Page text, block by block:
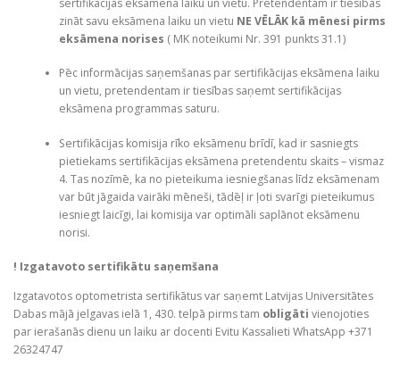
zināt savu eksāmena laiku un vietu NE VĒLĀK kā mēnesi pirms
eksāmena norises ( MK noteikumi Nr. 391 punkts 31.1)
Pēc informācijas saņemšanas par sertifikācijas eksāmena laiku
un vietu, pretendentam ir tiesības saņemt sertifikācijas
eksāmena programmas saturu.
Sertifikācijas komisija rīko eksāmenu brīdī, kad ir sasniegts
pietiekams sertifikācijas eksāmena pretendentu skaits – vismaz
4. Tas nozīmē, ka no pieteikuma iesniegšanas līdz eksāmenam
var būt jāgaida vairāki mēneši, tādēļ ir ļoti svarīgi pieteikumus
iesniegt laicīgi, lai komisija var optimāli saplānot eksāmenu
norisi.
! Izgatavoto sertifikātu saņemšana
Izgatavotos optometrista sertifikātus var saņemt Latvijas Universitātes
Dabas mājā jelgavas ielā 1, 430. telpā pirms tam obligāti vienojoties
par ierašanās dienu un laiku ar docenti Evitu Kassalieti WhatsApp +371
26324747